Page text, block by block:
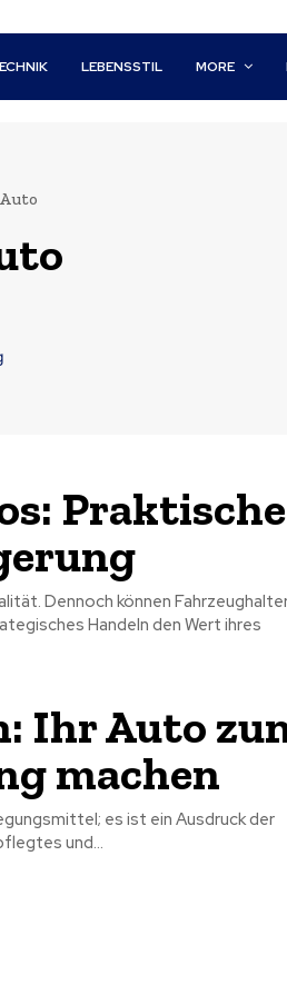
LEBENSSTIL MORE
Auto
Praktische
Dennoch können
Handeln den Wert ihres
Ihr Auto
machen
es ist ein Ausdruck der
und...